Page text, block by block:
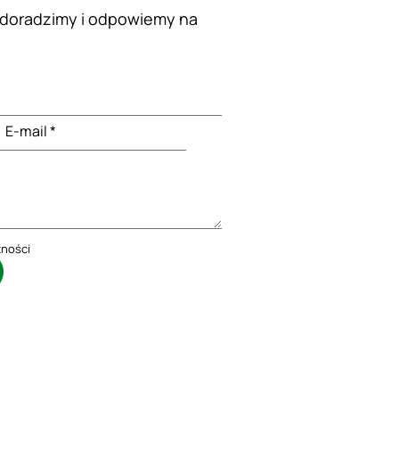
i odpowiemy na
E-mail *